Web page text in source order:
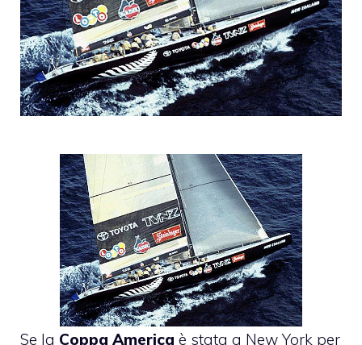
Se la Coppa America è stata a New York per